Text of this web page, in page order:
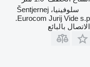
سلوفينيا، Šentjernej
Eurocom Jurij Vide s.p.
الاتصال بالبائع